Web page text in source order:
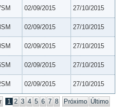
02/09/2015 27/10/2015
02/09/2015 27/10/2015
02/09/2015 27/10/2015
02/09/2015 27/10/2015
02/09/2015 27/10/2015
1 2 3 4 5 6 7 8 Próximo Último